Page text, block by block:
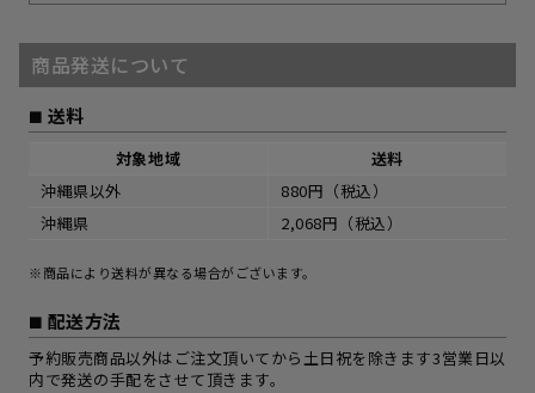
商品発送について
送料
対象地域
送料
沖縄県以外
880円（税込）
沖縄県
2,068円（税込）
※商品により送料が異なる場合がございます。
配送方法
予約販売商品以外はご注文頂いてから土日祝を除きます3営業日以
内で発送の手配をさせて頂きます。